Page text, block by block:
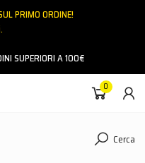
PRIMO ORDINE!
SUPERIORI A 100€
0
Cerca